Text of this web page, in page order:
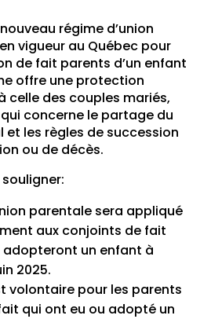
régime d’union
vigueur au Québec pour
de fait parents d’un enfant
offre une protection
celle des couples mariés,
concerne le partage du
les règles de succession
ou de décès.
parentale sera appliqué
aux conjoints de fait
adopteront un enfant à
2025.
volontaire pour les parents
qui ont eu ou adopté un